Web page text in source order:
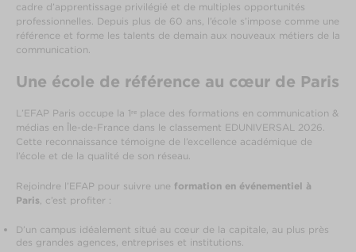
cadre d’apprentissage privilégié et de multiples opportunités
professionnelles. Depuis plus de 60 ans, l’école s’impose comme une
référence et forme les talents de demain aux nouveaux métiers de la
communication.
Une école de référence au cœur de Paris
L’EFAP Paris occupe la 1ʳᵉ place des formations en communication &
médias en Île-de-France dans le classement EDUNIVERSAL 2026.
Cette reconnaissance témoigne de l’excellence académique de
l’école et de la qualité de son réseau.
Rejoindre l’EFAP pour suivre une formation en événementiel à
Paris, c’est profiter :
D’un campus idéalement situé au cœur de la capitale, au plus près
des grandes agences, entreprises et institutions.